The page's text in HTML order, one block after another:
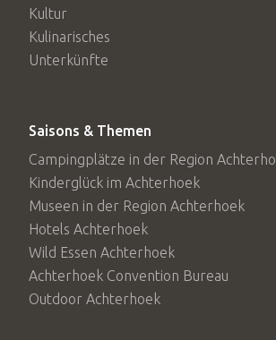
Kultur
Kulinarisches
Unterkünfte
Saisons & Themen
Campingplätze in der Region
Kinderglück im Achterhoek
Museen in der Region Achterhoek
Hotels Achterhoek
Wild Essen Achterhoek
Achterhoek Convention Bureau
Outdoor Achterhoek